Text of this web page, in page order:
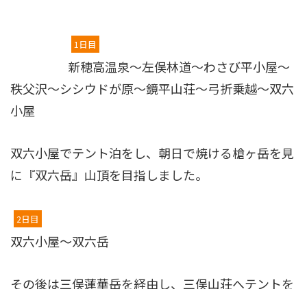
1日目
新穂高温泉〜左俣林道〜わさび平小屋〜
秩父沢〜シシウドが原〜鏡平山荘〜弓折乗越〜双六
小屋
双六小屋でテント泊をし、朝日で焼ける槍ヶ岳を見
に『双六岳』山頂を目指しました。
2日目
双六小屋〜双六岳
その後は三俣蓮華岳を経由し、三俣山荘へテントを